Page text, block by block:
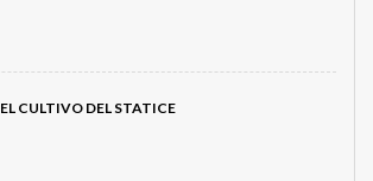
EL CULTIVO DEL STATICE